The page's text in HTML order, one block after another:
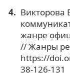
Викторова
жанре
// Жанры
https://
38-126-131